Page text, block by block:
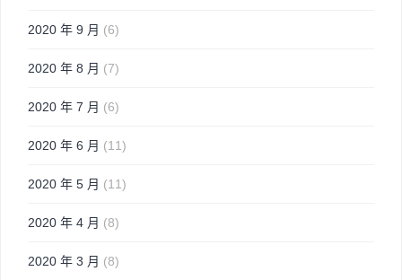
2020 年 9 月 (6)
2020 年 8 月 (7)
2020 年 7 月 (6)
2020 年 6 月 (11)
2020 年 5 月 (11)
2020 年 4 月 (8)
2020 年 3 月 (8)